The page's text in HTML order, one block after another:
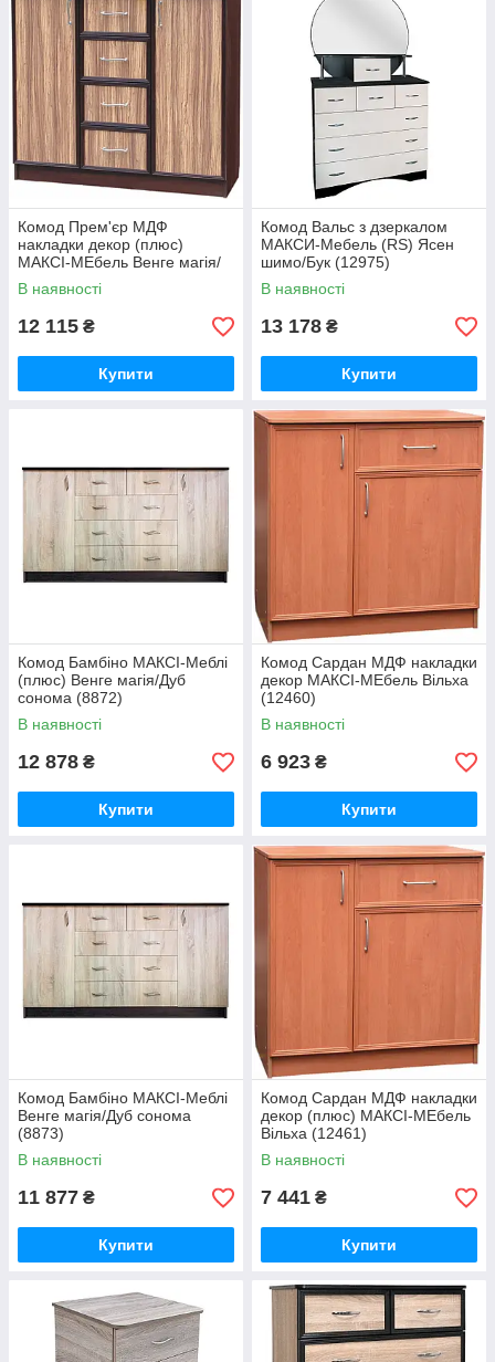
Комод Прем'єр МДФ
накладки декор (плюс)
МАКСІ-МЕбель Венге магія/
Дуб сонома (12459)
В наявності
12 115 ₴
Купити
Комод Вальс з дзеркалом
MАКСИ-Мебель (RS) Ясен
шимо/Бук (12975)
В наявності
13 178 ₴
Купити
Комод Бамбіно МАКСІ-Меблі
(плюс) Венге магія/Дуб
сонома (8872)
В наявності
12 878 ₴
Купити
Комод Сардан МДФ накладки
декор МАКСІ-МЕбель Вільха
(12460)
В наявності
6 923 ₴
Купити
Комод Бамбіно МАКСІ-Меблі
Венге магія/Дуб сонома
(8873)
В наявності
11 877 ₴
Купити
Комод Сардан МДФ накладки
декор (плюс) МАКСІ-МЕбель
Вільха (12461)
В наявності
7 441 ₴
Купити